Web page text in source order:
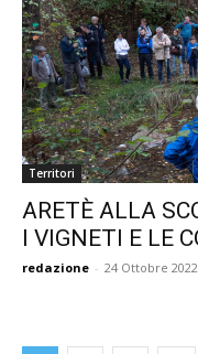
Territori
ARETÈ ALLA
I VIGNETI E LE
redazione - 24 Ottobre 2022